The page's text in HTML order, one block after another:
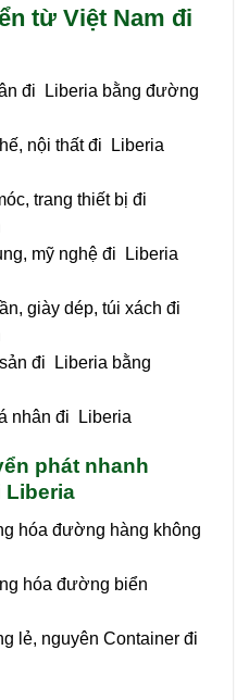
từ Việt Nam đi
đi Liberia bằng đường
nội thất đi Liberia
trang thiết bị đi
mỹ nghệ đi Liberia
giày dép, túi xách đi
đi Liberia bằng
nhân đi Liberia
phát nhanh
Liberia
hóa đường hàng không
hóa đường biển
lẻ, nguyên Container đi